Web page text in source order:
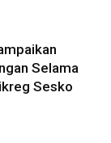
Selama
Sesko